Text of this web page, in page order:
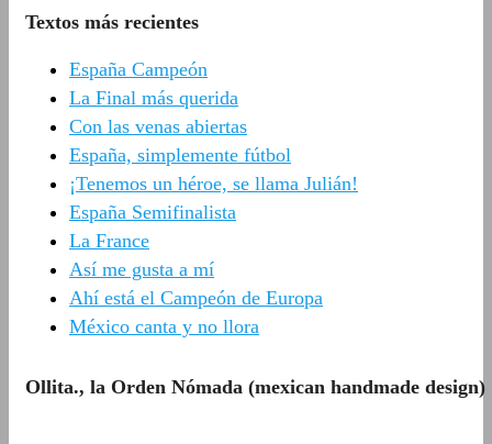
Textos más recientes
España Campeón
La Final más querida
Con las venas abiertas
España, simplemente fútbol
¡Tenemos un héroe, se llama Julián!
España Semifinalista
La France
Así me gusta a mí
Ahí está el Campeón de Europa
México canta y no llora
Ollita., la Orden Nómada (mexican handmade design)